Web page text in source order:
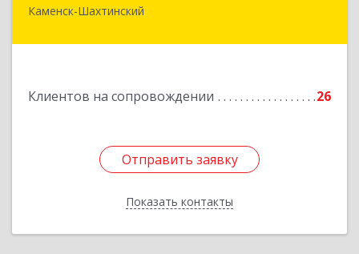
Каменск-Шахтинский
Клиентов на сопровождении 26
Отправить заявку
Показать контакты
347800, Ростовская обл, Каменск-Шахтинский г,
Отправить заявку
Назад